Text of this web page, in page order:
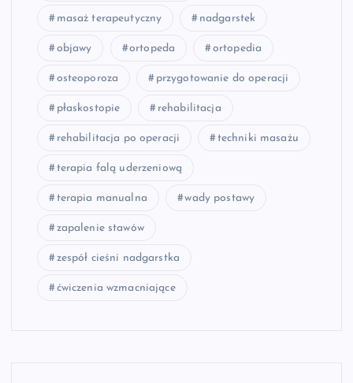
masaż terapeutyczny nadgarstek
objawy ortopeda ortopedia
osteoporoza przygotowanie do operacji
płaskostopie rehabilitacja
rehabilitacja po operacji techniki masażu
terapia falą uderzeniową
terapia manualna wady postawy
zapalenie stawów
zespół cieśni nadgarstka
ćwiczenia wzmacniające